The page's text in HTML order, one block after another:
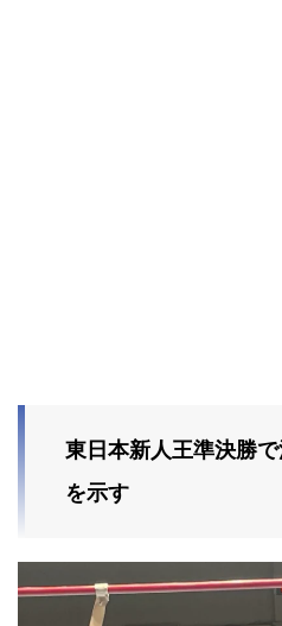
東日本新人王準決勝
を示す